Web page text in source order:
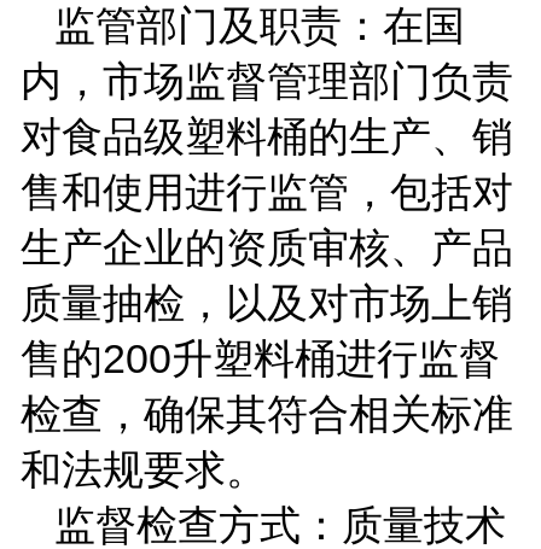
监管部门及职责：在国
内，市场监督管理部门负责
对食品级塑料桶的生产、销
售和使用进行监管，包括对
生产企业的资质审核、产品
质量抽检，以及对市场上销
售的200升塑料桶进行监督
检查，确保其符合相关标准
和法规要求。
监督检查方式：质量技术